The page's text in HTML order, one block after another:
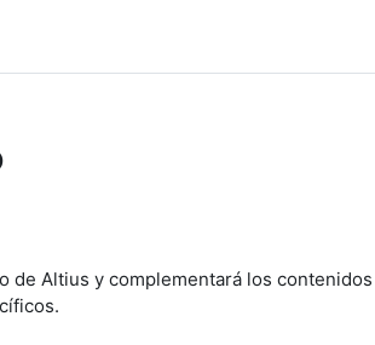
Altius y complementará los